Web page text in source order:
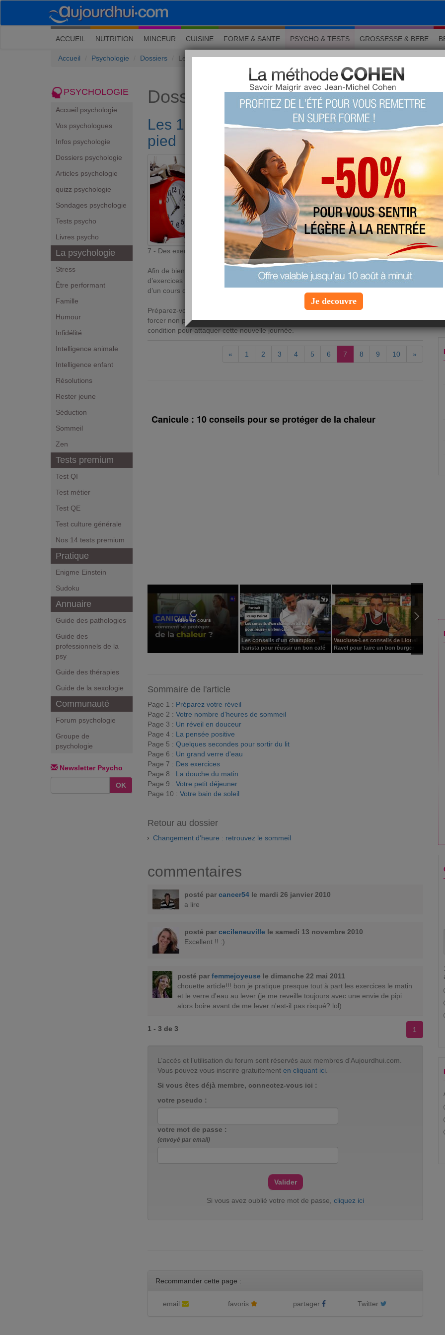
ACCUEIL (current)
NUTRITION MINCEUR CUISINE FORME & SANTE PSYCHO & TESTS GROSSESSE & BEBE
Accueil Psychologie Dossiers Les 10 conseils pour se lever du bon pied
PSYCHOLOGIE
Accueil psychologie
Vos psychologues
Infos psychologie
Dossiers psychologie
Articles psychologie
quizz psychologie
Sondages psychologie
Tests psycho
Livres psycho
La psychologie
Stress
Être performant
Famille
Humour
Infidélité
Intelligence animale
Intelligence enfant
Résolutions
Rester jeune
Séduction
Sommeil
Zen
Tests premium
Test QI
Test métier
Test QE
Test culture générale
Nos 14 tests premium
Pratique
Enigme Einstein
Sudoku
Annuaire
Guide des pathologies
Guide des
professionnels de la
psy
Guide des thérapies
Guide de la sexologie
Communauté
Forum psychologie
Groupe de
psychologie
Newsletter Psycho
OK
Dossiers Psychologie
Les 10 conseils pour se lever du bon
pied
LU 25984 fois COMMENTÉ 3 fois
TAGS:
AUTEUR : Adrien Lemay
vendredi 16 mars 2018
7 - Des exercices
Afin de bien réveiller votre corps, il est conseillé de faire entre 10 et 15 minutes
d’exercices physiques. Attention, on ne parle pas bien entendu de faire un marathon ou
d’un cours de gym intensif.
Préparez-vous une petite séries d’exercices à faire 10 ou 20 fois afin de ne pas trop
forcer non plus. Ces exercices vous permettrons de garder la forme et d’être en bonne
condition pour attaquer cette nouvelle journée.
« 1 2 3 4 5 6 7 8 9 10 »
Canicule : 10 conseils pour se protéger de la chaleur
vidéo en cours
Les conseils d'un champion
barista pour réussir un bon café
Vaucluse-Les conseils de Lionel
Ravel pour faire un bon burger
10
Sommaire de l'article
Page 1 : Préparez votre réveil
Page 2 : Votre nombre d'heures de sommeil
Page 3 : Un réveil en douceur
Page 4 : La pensée positive
Page 5 : Quelques secondes pour sortir du lit
Page 6 : Un grand verre d'eau
Page 7 : Des exercices
Page 8 : La douche du matin
Page 9 : Votre petit déjeuner
Page 10 : Votre bain de soleil
Retour au dossier
Changement d'heure : retrouvez le sommeil
commentaires
posté par cancer54 le mardi 26 janvier 2010
a lire
posté par cecileneuville le samedi 13 novembre 2010
Excellent !! :)
posté par femmejoyeuse le dimanche 22 mai 2011
chouette article!!! bon je pratique presque tout à part les exercices le matin
et le verre d'eau au lever (je me reveille toujours avec une envie de pipi
alors boire avant de me lever n'est-il pas risqué? lol)
1 - 3 de 3 1
L’accès et l’utilisation du forum sont réservés aux membres d'Aujourdhui.com.
Vous pouvez vous inscrire gratuitement en cliquant ici
Si vous êtes déjà membre, connectez-vous ici :
votre pseudo :
votre mot de passe :
(envoyé par email)
Si vous avez oublié votre mot de passe, cliquez ici
Recommander cette page :
email favoris partager Twitter
Je decouvre